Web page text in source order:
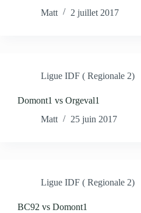
Matt
2 juillet 2017
Ligue IDF ( Regionale 2)
Domont1 vs Orgeval1
Matt
25 juin 2017
Ligue IDF ( Regionale 2)
BC92 vs Domont1